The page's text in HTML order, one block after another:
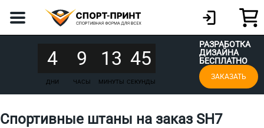
4
ДНИ
9
ЧАСЫ
13
МИНУТЫ
45
СЕКУНДЫ
РАЗРАБОТКА
ДИЗАЙНА
БЕСПЛАТНО
ЗАКАЗАТЬ
Спортивные штаны на заказ SH7